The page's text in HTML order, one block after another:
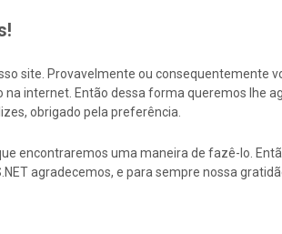
site. Provavelmente ou consequentemente
internet. Então dessa forma queremos lhe
obrigado pela preferência.
encontraremos uma maneira de fazê-lo.
agradecemos, e para sempre nossa